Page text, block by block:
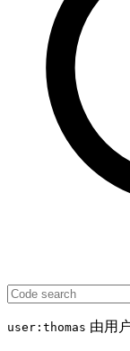
user:thomas 由用